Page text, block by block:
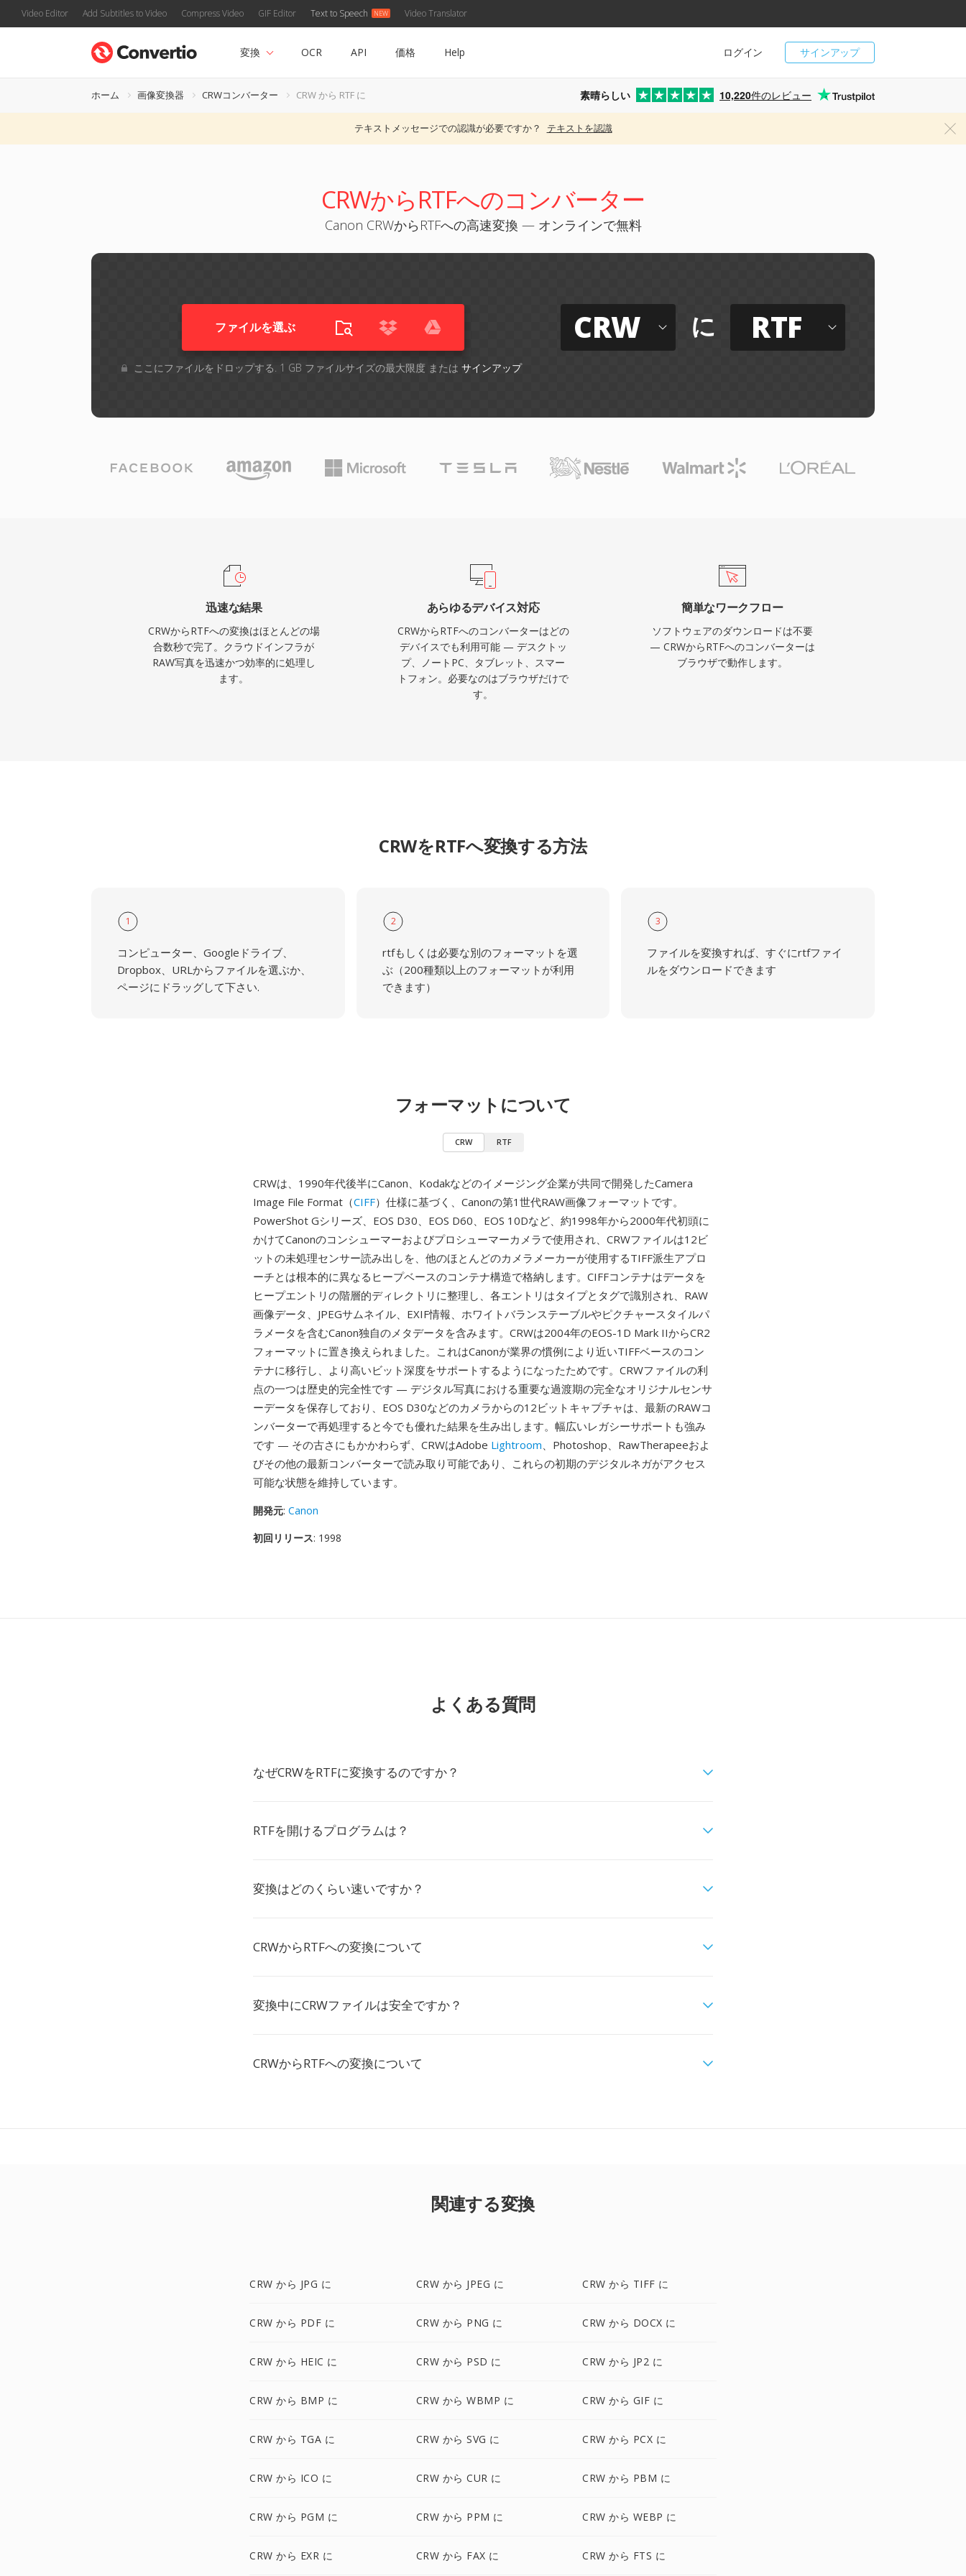
Video Editor Add Subtitles to Video Compress Video GIF Editor Text to Speech Video Translator
サインアップ
ログイン
変換 OCR API 価格 Help
ホーム 画像変換器 CRWコンバーター CRW から RTF に 素晴らしい 10,220件のレビュー
テキストメッセージでの認識が必要ですか？ テキストを認識
CRWからRTFへのコンバーター
Canon CRWからRTFへの高速変換 — オンラインで無料
ファイルを選ぶ
ここにファイルをドロップする. 1 GB ファイルサイズの最大限度 または サインアップ
CRW に RTF
迅速な結果
CRWからRTFへの変換はほとんどの場
合数秒で完了。クラウドインフラが
RAW写真を迅速かつ効率的に処理し
ます。
あらゆるデバイス対応
CRWからRTFへのコンバーターはどの
デバイスでも利用可能 — デスクトッ
プ、ノートPC、タブレット、スマー
トフォン。必要なのはブラウザだけで
す。
簡単なワークフロー
ソフトウェアのダウンロードは不要
— CRWからRTFへのコンバーターは
ブラウザで動作します。
CRWをRTFへ変換する方法
1
コンピューター、Googleドライブ、
Dropbox、URLからファイルを選ぶか、
ページにドラッグして下さい.
2
rtfもしくは必要な別のフォーマットを選
ぶ（200種類以上のフォーマットが利用
できます）
3
ファイルを変換すれば、すぐにrtfファイ
ルをダウンロードできます
フォーマットについて
CRW RTF
CRWは、1990年代後半にCanon、Kodakなどのイメージング企業が共同で開発したCamera
Image File Format（CIFF）仕様に基づく、Canonの第1世代RAW画像フォーマットです。
PowerShot Gシリーズ、EOS D30、EOS D60、EOS 10Dなど、約1998年から2000年代初頭に
かけてCanonのコンシューマーおよびプロシューマーカメラで使用され、CRWファイルは12ビ
ットの未処理センサー読み出しを、他のほとんどのカメラメーカーが使用するTIFF派生アプロ
ーチとは根本的に異なるヒープベースのコンテナ構造で格納します。CIFFコンテナはデータを
ヒープエントリの階層的ディレクトリに整理し、各エントリはタイプとタグで識別され、RAW
画像データ、JPEGサムネイル、EXIF情報、ホワイトバランステーブルやピクチャースタイルパ
ラメータを含むCanon独自のメタデータを含みます。CRWは2004年のEOS-1D Mark IIからCR2
フォーマットに置き換えられました。これはCanonが業界の慣例により近いTIFFベースのコン
テナに移行し、より高いビット深度をサポートするようになったためです。CRWファイルの利
点の一つは歴史的完全性です — デジタル写真における重要な過渡期の完全なオリジナルセンサ
ーデータを保存しており、EOS D30などのカメラからの12ビットキャプチャは、最新のRAWコ
ンバーターで再処理すると今でも優れた結果を生み出します。幅広いレガシーサポートも強み
です — その古さにもかかわらず、CRWはAdobe Lightroom、Photoshop、RawTherapeeおよ
びその他の最新コンバーターで読み取り可能であり、これらの初期のデジタルネガがアクセス
可能な状態を維持しています。
開発元: Canon
初回リリース: 1998
よくある質問
なぜCRWをRTFに変換するのですか？
RTFを開けるプログラムは？
変換はどのくらい速いですか？
CRWからRTFへの変換について
変換中にCRWファイルは安全ですか？
CRWからRTFへの変換について
関連する変換
CRW から JPG に CRW から JPEG に CRW から TIFF に
CRW から PDF に CRW から PNG に CRW から DOCX に
CRW から HEIC に CRW から PSD に CRW から JP2 に
CRW から BMP に CRW から WBMP に CRW から GIF に
CRW から TGA に CRW から SVG に CRW から PCX に
CRW から ICO に CRW から CUR に CRW から PBM に
CRW から PGM に CRW から PPM に CRW から WEBP に
CRW から EXR に CRW から FAX に CRW から FTS に